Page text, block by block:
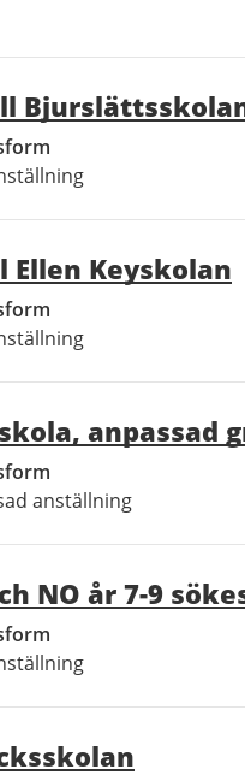
Keyskolan
anpassad
anställning
NO år 7-9